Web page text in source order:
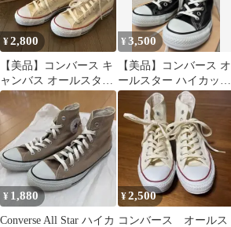
¥2,800
【美品】コンバース キ
ャンバス オールスター
HI ナチュラルホワイト
24cm
¥3,500
【美品】コンバース オ
ールスター ハイカット
ブラック 26.5cm
¥ 1,880
Converse All Star ハイカ
¥2,500
コンバース オールス